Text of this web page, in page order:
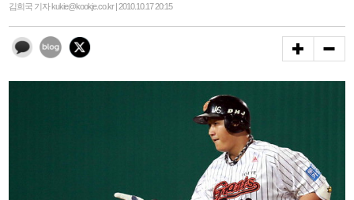
김희국 기자 kukie@kookje.co.kr | 2010.10.17 20:15